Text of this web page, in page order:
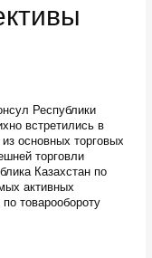
Республики
встретились в
основных торговых
торговли
Казахстан по
активных
товарообороту